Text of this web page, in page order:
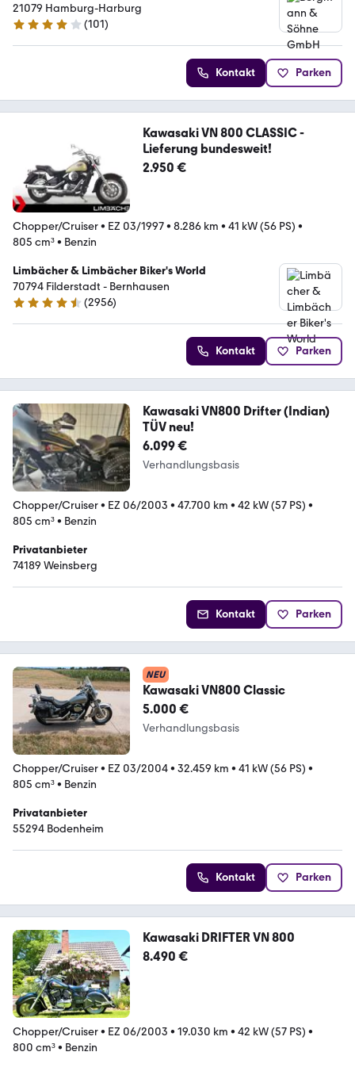
21079 Hamburg-Harburg
3.9 Sterne
(101)
Kontakt Parken
Kawasaki VN 800 CLASSIC -
Lieferung bundesweit!
2.950 €
Chopper/Cruiser• EZ 03/1997• 8.286 km • 41 kW (56 PS) •
805 cm³• Benzin
Limbächer & Limbächer Biker's World
70794 Filderstadt - Bernhausen
4.7 Sterne
(2956)
Kontakt Parken
Kawasaki VN800 Drifter (Indian)
TÜV neu!
6.099 €
Verhandlungsbasis
Chopper/Cruiser• EZ 06/2003 • 47.700 km • 42 kW (57 PS) •
805 cm³• Benzin
Privatanbieter
74189 Weinsberg
Kontakt Parken
NEU
Kawasaki VN800 Classic
5.000 €
Verhandlungsbasis
Chopper/Cruiser• EZ 03/2004• 32.459 km • 41 kW (56 PS) •
805 cm³• Benzin
Privatanbieter
55294 Bodenheim
Kontakt Parken
Kawasaki DRIFTER VN 800
8.490 €
Chopper/Cruiser• EZ 06/2003 • 19.030 km • 42 kW (57 PS) •
800 cm³• Benzin